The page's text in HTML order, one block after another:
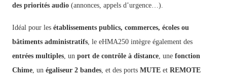
des priorités audio (annonces, appels d’urgence…).
Idéal pour les établissements publics, commerces, écoles ou
bâtiments administratifs, le eHMA250 intègre également des
entrées multiples, un port de contrôle à distance, une fonction
Chime, un égaliseur 2 bandes, et des ports MUTE et REMOTE